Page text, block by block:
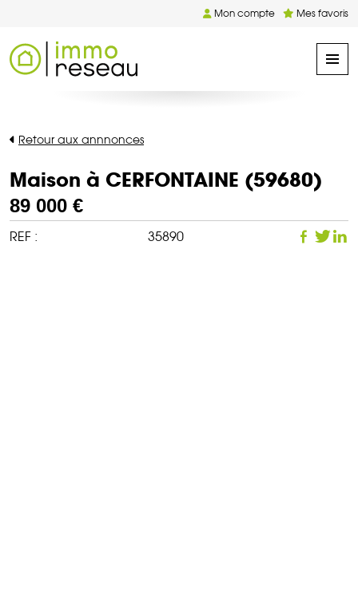
Mon compte Mes favoris
Retour aux annnonces
Maison à CERFONTAINE (59680)
89 000 €
REF : 35890